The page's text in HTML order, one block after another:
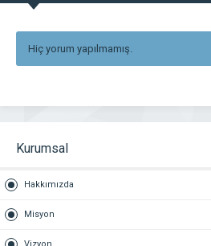
Hiç yorum yapılmamış.
Kurumsal
Hakkımızda
Misyon